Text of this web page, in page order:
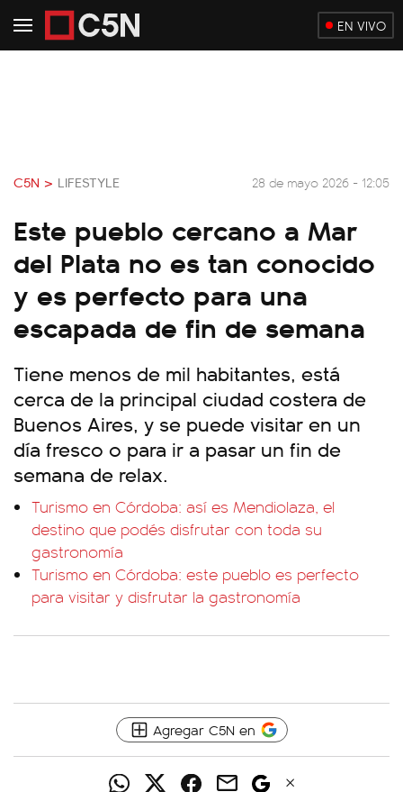
EN VIVO
C5N > LIFESTYLE 28 de mayo 2026 - 12:05
Este pueblo cercano a Mar
del Plata no es tan conocido
y es perfecto para una
escapada de fin de semana
Tiene menos de mil habitantes, está
cerca de la principal ciudad costera de
Buenos Aires, y se puede visitar en un
día fresco o para ir a pasar un fin de
semana de relax.
Turismo en Córdoba: así es Mendiolaza, el
destino que podés disfrutar con toda su
gastronomía
Turismo en Córdoba: este pueblo es perfecto
para visitar y disfrutar la gastronomía
Agregar C5N en